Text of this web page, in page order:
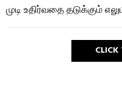
முடி உதிர்வதை தடுக்கும்